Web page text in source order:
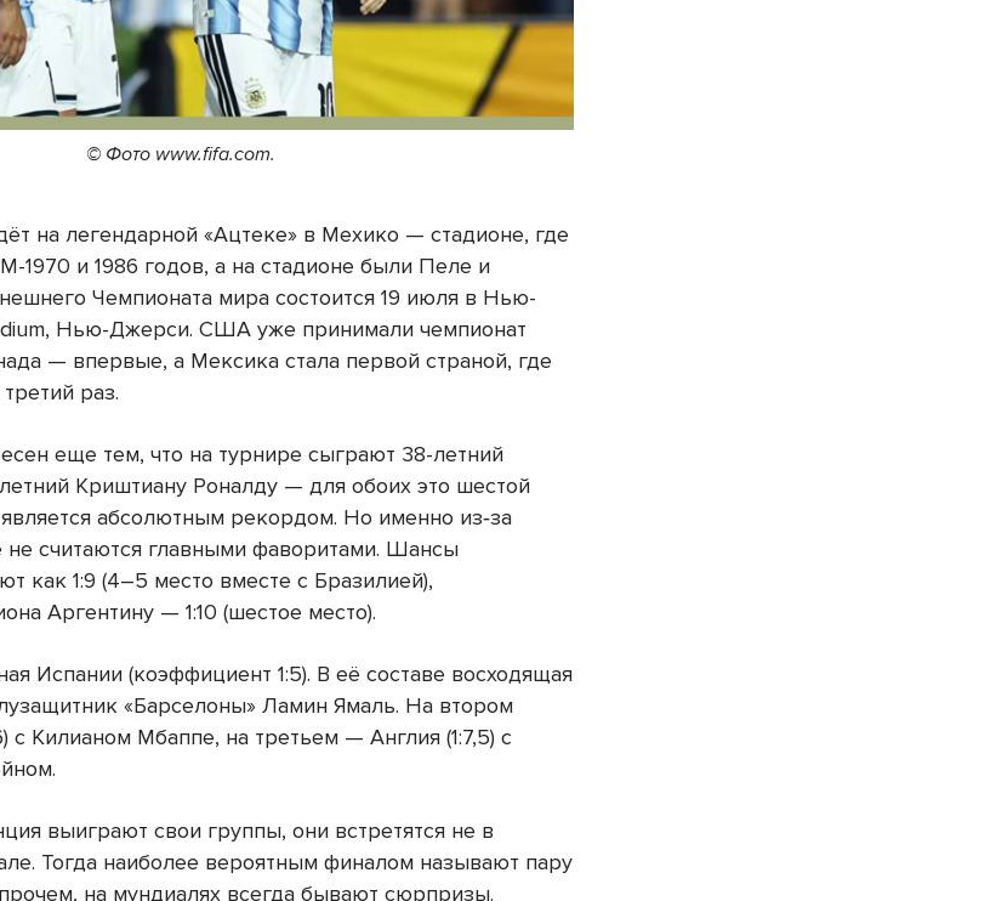
© Фото www.fifa.com.
на легендарной «Ацтеке» в Мехико — стадионе, где
1970 и 1986 годов, а на стадионе были Пеле и
Чемпионата мира состоится 19 июля в Нью-
Нью-Джерси. США уже принимали чемпионат
— впервые, а Мексика стала первой страной, где
раз.
еще тем, что на турнире сыграют 38-летний
Криштиану Роналду — для обоих это шестой
абсолютным рекордом. Но именно из‑за
не считаются главными фаворитами. Шансы
как 1:9 (4–5 место вместе с Бразилией),
Аргентину — 1:10 (шестое место).
Испании (коэффициент 1:5). В её составе восходящая
«Барселоны» Ламин Ямаль. На втором
с Килианом Мбаппе, на третьем — Англия (1:7,5) с
выиграют свои группы, они встретятся не в
Тогда наиболее вероятным финалом называют пару
на мундиалях всегда бывают сюрпризы.